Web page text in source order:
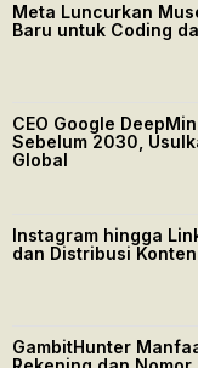
Meta Luncurkan
Baru untuk Coding
CEO Google
Sebelum 2030,
Global
Instagram hingga
dan Distribusi
GambitHunter